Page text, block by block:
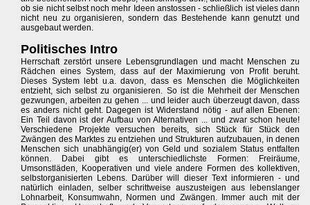
ob sie nicht selbst noch mehr Ideen anstossen - schließlich ist vieles dann
nicht neu zu organisieren, sondern das Bestehende kann genutzt und
ausgebaut werden.
Politisches Intro
Herrschaft zerstört unsere Lebensgrundlagen und macht Menschen zu
Rädchen eines System, dass auf der Maximierung von Profit beruht.
Dieses System lebt u.a. davon, dass es Menschen die Möglichkeiten
entzieht, sich selbst zu organisieren. So ist die Mehrheit der Menschen
gezwungen, arbeiten zu gehen ... und leider auch überzeugt davon, dass
es anders nicht geht. Dagegen ist Widerstand nötig - auf allen Ebenen:
Ein Teil davon ist der Aufbau von Alternativen ... und zwar schon heute!
Verschiedene Projekte versuchen bereits, sich Stück für Stück den
Zwängen des Marktes zu entziehen und Strukturen aufzubauen, in denen
Menschen sich unabhängig(er) von Geld und sozialem Status entfalten
können. Dabei gibt es unterschiedlichste Formen: Freiräume,
Umsonstläden, Kooperativen und viele andere Formen des kollektiven,
selbstorganisierten Lebens. Darüber will dieser Text informieren - und
natürlich einladen, selber schrittweise auszusteigen aus lebenslanger
Lohnarbeit, Konsumwahn, Normen und Zwängen. Immer auch mit der